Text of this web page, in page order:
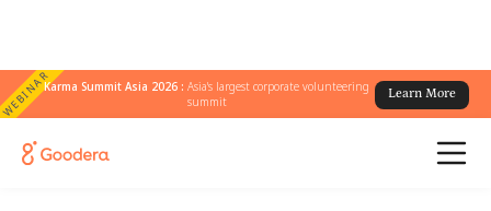
WEBINARKarma Summit Asia 2026 :Asia's largest corporate volunteering
summit
Learn More